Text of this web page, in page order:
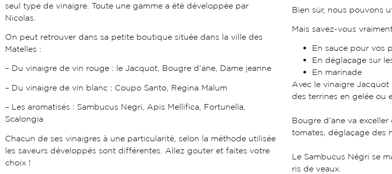
seul type de vinaigre. Toute une gamme a été développée par
Nicolas.
On peut retrouver dans sa petite boutique située dans la ville des
Matelles :
– Du vinaigre de vin rouge : le Jacquot, Bougre d’âne, Dame jeanne
– Du vinaigre de vin blanc : Coupo Santo, Regina Malum
– Les aromatisés : Sambucus Negri, Apis Mellifica, Fortunella,
Scalongia
Chacun de ses vinaigres à une particularité, selon la méthode utilisée
les saveurs développés sont différentes. Allez gouter et faites votre
choix !
Bien sûr, nous pouvons
Mais savez-vous
En sauce pour vos
En déglaçage sur
En marinade
Avec le vinaigre Jacquot
des terrines en gelée ou
Bougre d’âne va
tomates, déglaçage des
Le Sambucus Négri se
ris de veaux.